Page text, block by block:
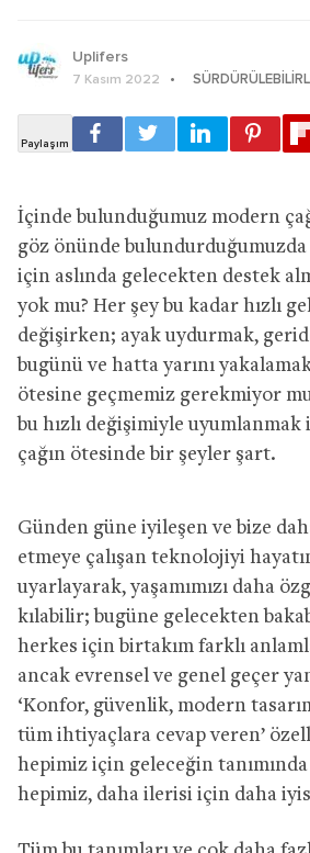
Uplifers
7 Kasım 2022
İçinde bulunduğumuz modern
göz önünde bulundurduğumuzda
için aslında gelecekten destek
yok mu? Her şey bu kadar hızlı
değişirken; ayak uydurmak,
bugünü ve hatta yarını
ötesine geçmemiz gerekmiyor
bu hızlı değişimiyle
çağın ötesinde bir şeyler şart.
Günden güne iyileşen ve bize
etmeye çalışan teknolojiyi
uyarlayarak, yaşamımızı daha
kılabilir; bugüne gelecekten
herkes için birtakım farklı
ancak evrensel ve genel geçer
‘Konfor, güvenlik, modern
tüm ihtiyaçlara cevap veren’
hepimiz için geleceğin
hepimiz, daha ilerisi için daha